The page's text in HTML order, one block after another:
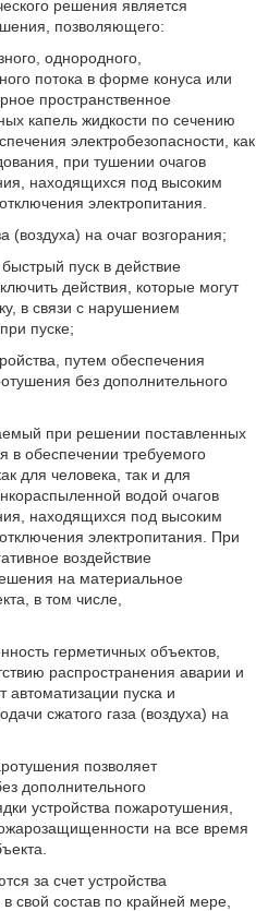
решения является
позволяющего:
однородного,
потока в форме конуса или
пространственное
капель жидкости по сечению
электробезопасности, как
при тушении очагов
находящихся под высоким
электропитания.
(воздуха) на очаг возгорания;
пуск в действие
действия, которые могут
в связи с нарушением
пуске;
путем обеспечения
без дополнительного
при решении поставленных
в обеспечении требуемого
для человека, так и для
водой очагов
находящихся под высоким
электропитания. При
воздействие
на материальное
в том числе,
герметичных объектов,
распространения аварии и
автоматизации пуска и
сжатого газа (воздуха) на
позволяет
дополнительного
устройства пожаротушения,
на все время
за счет устройства
свой состав по крайней мере,